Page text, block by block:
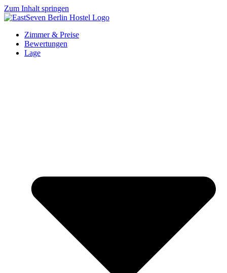
Zum Inhalt springen
Zimmer & Preise
Bewertungen
Lage